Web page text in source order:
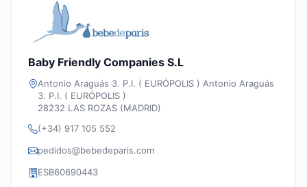
Baby Friendly Companies S.L
Antonio Araguás 3. P.I. ( EURÓPOLIS ) Antonio Araguás
3. P.I. ( EURÓPOLIS )
28232 LAS ROZAS (MADRID)
(+34) 917 105 552
pedidos@bebedeparis.com
ESB60690443